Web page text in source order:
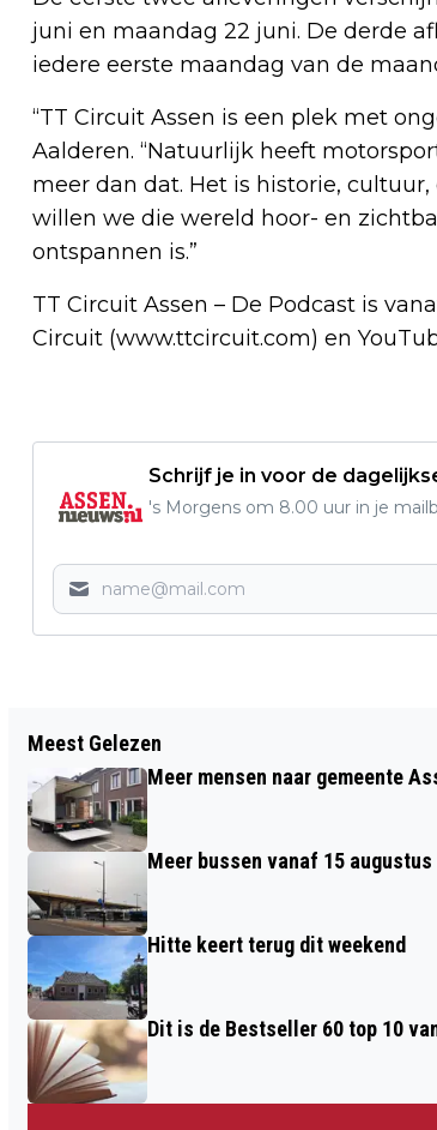
juni en maandag 22 juni. De derde
iedere eerste maandag van de
“TT Circuit Assen is een plek met
Aalderen. “Natuurlijk heeft
meer dan dat. Het is historie,
willen we die wereld hoor- en
ontspannen is.”
TT Circuit Assen – De Podcast is
Circuit (www.ttcircuit.com) en
Schrijf je in voor de
's Morgens om 8.00 uur in je
NIEUWE BUSDIENSTREGELING
GRONINGEN EN DRENTHE START
MET INGEBRUIKNAME NIEUW
BUSSTATION
Meest Gelezen
Meer mensen naar gemeente
Meer bussen vanaf 15
Hitte keert terug dit weekend
Dit is de Bestseller 60 top 10